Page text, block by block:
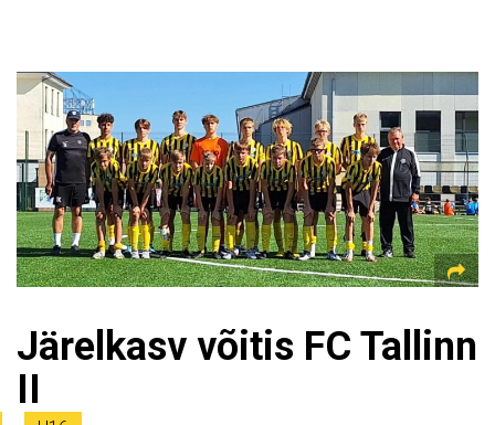
Järelkasv võitis FC Tallinn
II